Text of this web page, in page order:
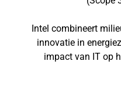
Intel combineert
innovatie in
impact van IT op